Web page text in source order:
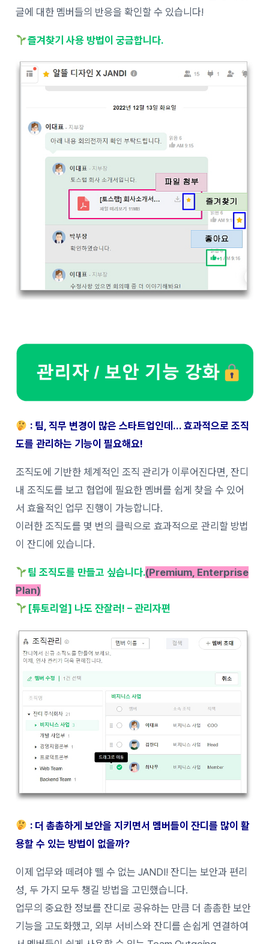
글에 대한 멤버들의 반응을 확인할 수 있습니다!
즐겨찾기 사용 방법이 궁금합니다.
: 팀, 직무 변경이 많은 스타트업인데… 효과적으로 조직
도를 관리하는 기능이 필요해요!
조직도에 기반한 체계적인 조직 관리가 이루어진다면, 잔디
내 조직도를 보고 협업에 필요한 멤버를 쉽게 찾을 수 있어
서 효율적인 업무 진행이 가능합니다.
이러한 조직도를 몇 번의 클릭으로 효과적으로 관리할 방법
이 잔디에 있습니다.
팀 조직도를 만들고 싶습니다.(Premium, Enterprise
Plan)
[튜토리얼] 나도 잔잘러! – 관리자편
: 더 촘촘하게 보안을 지키면서 멤버들이 잔디를 많이 활
용할 수 있는 방법이 없을까?
이제 업무와 떼려야 뗄 수 없는 JANDI! 잔디는 보안과 편리
성, 두 가지 모두 챙길 방법을 고민했습니다.
업무의 중요한 정보를 잔디로 공유하는 만큼 더 촘촘한 보안
기능을 고도화했고, 외부 서비스와 잔디를 손쉽게 연결하여